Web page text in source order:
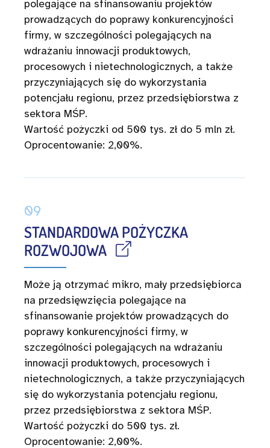
polegające na sfinansowaniu projektów
prowadzących do poprawy konkurencyjności
firmy, w szczególności polegających na
wdrażaniu innowacji produktowych,
procesowych i nietechnologicznych, a także
przyczyniających się do wykorzystania
potencjału regionu, przez przedsiębiorstwa z
sektora MŚP.
Wartość pożyczki od 500 tys. zł do 5 mln zł.
Oprocentowanie: 2,00%.
09
STANDARDOWA POŻYCZKA
ROZWOJOWA
Może ją otrzymać mikro, mały przedsiębiorca
na przedsięwzięcia polegające na
sfinansowanie projektów prowadzących do
poprawy konkurencyjności firmy, w
szczególności polegających na wdrażaniu
innowacji produktowych, procesowych i
nietechnologicznych, a także przyczyniających
się do wykorzystania potencjału regionu,
przez przedsiębiorstwa z sektora MŚP.
Wartość pożyczki do 500 tys. zł.
Oprocentowanie: 2,00%.